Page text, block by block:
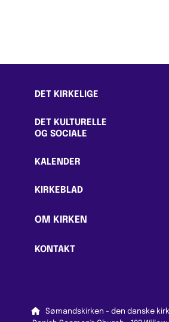
DET KIRKELIGE
DET KULTURELLE
OG SOCIALE
KALENDER
KIRKEBLAD
OM KIRKEN
KONTAKT
Sømandskirken - den danske